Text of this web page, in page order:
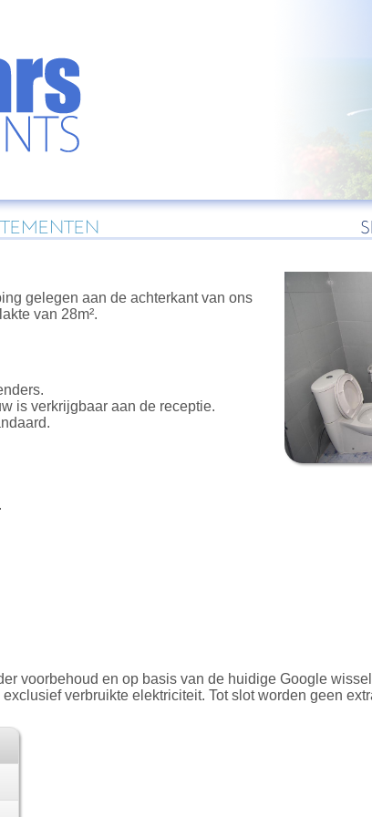
gelegen aan de achterkant van ons
van 28m².
is verkrijgbaar aan de receptie.
voorbehoud en op basis van de huidige Google
verbruikte elektriciteit. Tot slot worden geen